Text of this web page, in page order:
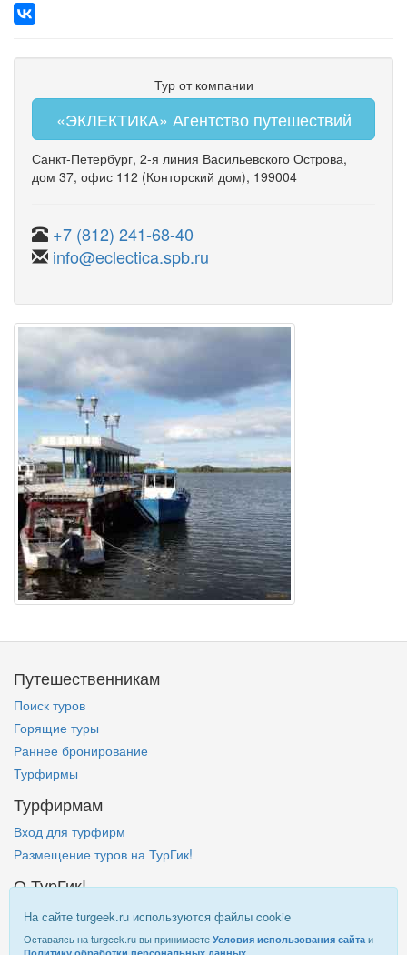
Тур от компании
«ЭКЛЕКТИКА» Агентство путешествий
Санкт-Петербург, 2-я линия Васильевского Острова,
дом 37, офис 112 (Конторский дом), 199004
+7 (812) 241-68-40
info@eclectica.spb.ru
На сайте turgeek.ru используются файлы cookie
Оставаясь на turgeek.ru вы принимаете Условия использования сайта и
Путешественникам
Поиск туров
Горящие туры
Раннее бронирование
Турфирмы
Турфирмам
Вход для турфирм
Размещение туров на ТурГик!
О ТурГик!
Кто такой ТурГик?
Правовая информация